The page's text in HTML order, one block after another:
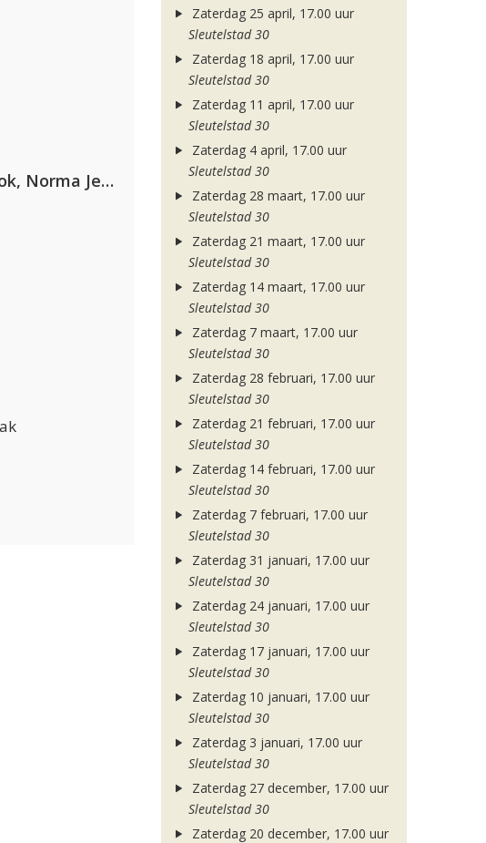
Armin van Buuren, Alok, Norma Jean Martine & LAWRENT
Zaterdag 25 april, 17.00 uur
Sleutelstad 30
Zaterdag 18 april, 17.00 uur
Sleutelstad 30
Zaterdag 11 april, 17.00 uur
Sleutelstad 30
Zaterdag 4 april, 17.00 uur
Sleutelstad 30
Zaterdag 28 maart, 17.00 uur
Sleutelstad 30
Zaterdag 21 maart, 17.00 uur
Sleutelstad 30
Zaterdag 14 maart, 17.00 uur
Sleutelstad 30
Zaterdag 7 maart, 17.00 uur
Sleutelstad 30
Zaterdag 28 februari, 17.00 uur
Sleutelstad 30
Zaterdag 21 februari, 17.00 uur
Sleutelstad 30
Zaterdag 14 februari, 17.00 uur
Sleutelstad 30
Zaterdag 7 februari, 17.00 uur
Sleutelstad 30
Zaterdag 31 januari, 17.00 uur
Sleutelstad 30
Zaterdag 24 januari, 17.00 uur
Sleutelstad 30
Zaterdag 17 januari, 17.00 uur
Sleutelstad 30
Zaterdag 10 januari, 17.00 uur
Sleutelstad 30
Zaterdag 3 januari, 17.00 uur
Sleutelstad 30
Zaterdag 27 december, 17.00 uur
Sleutelstad 30
Zaterdag 20 december, 17.00 uur